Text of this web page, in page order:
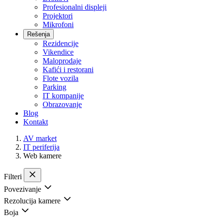
Profesionalni displeji
Projektori
Mikrofoni
Rešenja
Rezidencije
Vikendice
Maloprodaje
Kafići i restorani
Flote vozila
Parking
IT kompanije
Obrazovanje
Blog
Kontakt
AV market
IT periferija
Web kamere
Filteri
Povezivanje
Rezolucija kamere
Boja